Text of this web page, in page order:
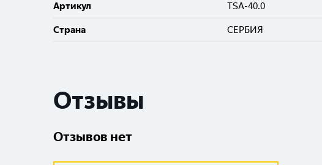
Артикул TSA-40.0
Cтрана СЕРБИЯ
Отзывы
Отзывов нет